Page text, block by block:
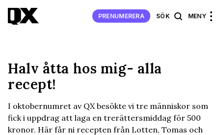
PRENUMERERA SÖK MENY
Halv åtta hos mig- alla
recept!
I oktobernumret av QX besökte vi tre människor som
fick i uppdrag att laga en trerättersmiddag för 500
kronor. Här får ni recepten från Lotten, Tomas och